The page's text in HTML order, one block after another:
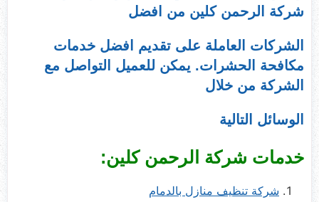
شركة الرحمن كلين من افضل
الشركات العاملة على تقديم افضل خدمات
مكافحة الحشرات. يمكن للعميل التواصل مع
الشركة من خلال
الوسائل التالية
خدمات شركة الرحمن كلين:
شركة تنظيف منازل بالدمام